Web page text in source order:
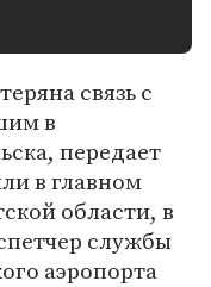
связь с
в
передает
в главном
области, в
службы
аэропорта